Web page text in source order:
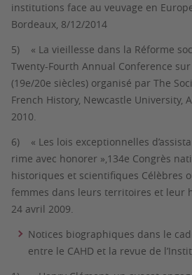
institutions face au veuvage en
Bordeaux, 8/12/2014
5) « La vieillesse dans la Réforme
Twenty-Fourth Annual Conference
(19e/20e siècles) organisé par The
French History, Newcastle University,
2010.
6) « Les lois exceptionnelles
rime avec honorer »,134e Congrès
historiques et scientifiques Célèbres
femmes dans leurs territoires et leur
24 avril 2009.
Notices biographiques dans le
entre le CAHD et la revue de